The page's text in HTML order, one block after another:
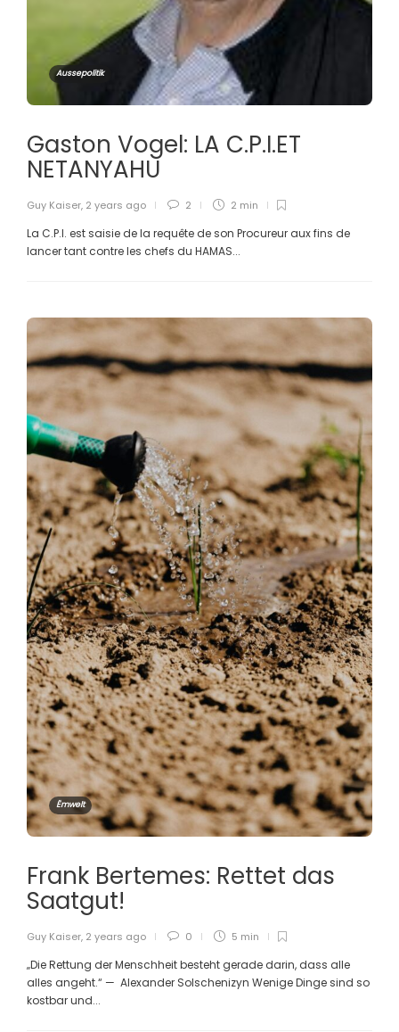
Aussepolitik
Gaston Vogel: LA C.P.I.ET
NETANYAHU
Guy Kaiser, 2 years ago 2 2 min
La C.P.I. est saisie de la requête de son Procureur aux fins de
lancer tant contre les chefs du HAMAS...
Ëmwelt
Frank Bertemes: Rettet das
Saatgut!
Guy Kaiser, 2 years ago 0 5 min
„Die Rettung der Menschheit besteht gerade darin, dass alle
alles angeht.“ — Alexander Solschenizyn Wenige Dinge sind so
kostbar und...